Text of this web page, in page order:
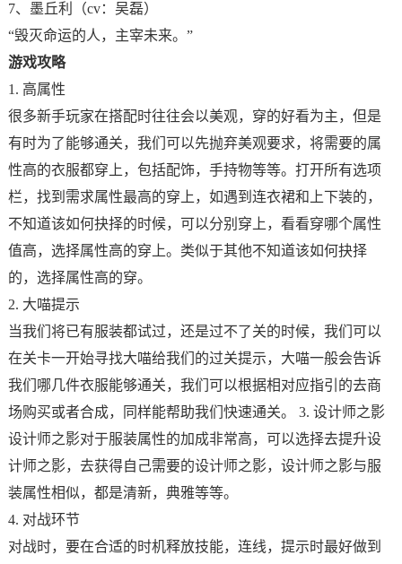
7、墨丘利（cv：吴磊）
“毁灭命运的人，主宰未来。”
游戏攻略
1. 高属性
很多新手玩家在搭配时往往会以美观，穿的好看为主，但是
有时为了能够通关，我们可以先抛弃美观要求，将需要的属
性高的衣服都穿上，包括配饰，手持物等等。打开所有选项
栏，找到需求属性最高的穿上，如遇到连衣裙和上下装的，
不知道该如何抉择的时候，可以分别穿上，看看穿哪个属性
值高，选择属性高的穿上。类似于其他不知道该如何抉择
的，选择属性高的穿。
2. 大喵提示
当我们将已有服装都试过，还是过不了关的时候，我们可以
在关卡一开始寻找大喵给我们的过关提示，大喵一般会告诉
我们哪几件衣服能够通关，我们可以根据相对应指引的去商
场购买或者合成，同样能帮助我们快速通关。 3. 设计师之影
设计师之影对于服装属性的加成非常高，可以选择去提升设
计师之影，去获得自己需要的设计师之影，设计师之影与服
装属性相似，都是清新，典雅等等。
4. 对战环节
对战时，要在合适的时机释放技能，连线，提示时最好做到